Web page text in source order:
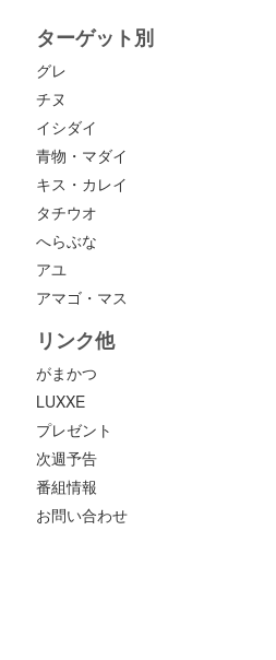
ターゲット別
グレ
チヌ
イシダイ
青物・マダイ
キス・カレイ
タチウオ
へらぶな
アユ
アマゴ・マス
リンク他
がまかつ
LUXXE
プレゼント
次週予告
番組情報
お問い合わせ